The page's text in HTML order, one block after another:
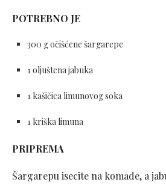
POTREBNO JE
300 g očišćene šargarepe
1 oljuštena jabuka
1 kašičica limunovog soka
1 kriška limuna
PRIPREMA
Šargarepu isecite na komade, a